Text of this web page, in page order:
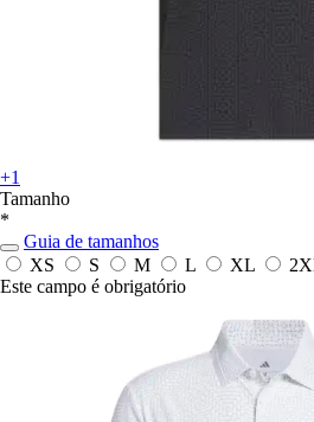
+1
Tamanho
*
Guia de tamanhos
XS
S M L XL
Este campo é obrigatório